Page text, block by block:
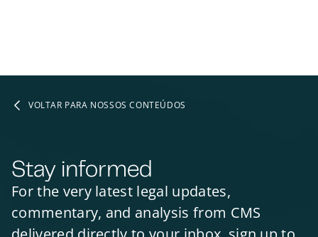
VOLTAR PARA NOSSOS CONTEÚDOS
Stay informed
For the very latest legal updates,
commentary, and analysis from CMS